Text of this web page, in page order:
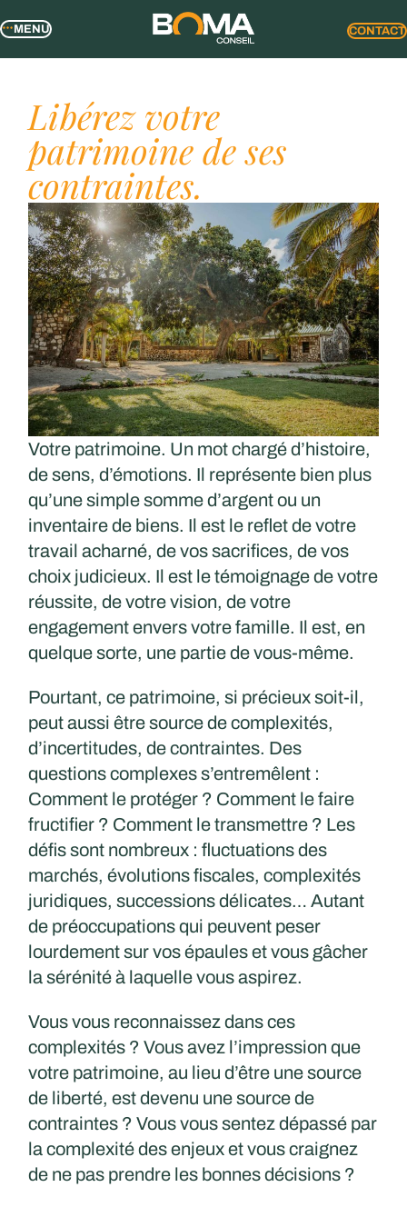
MENU CONTACT
Libérez votre
patrimoine de ses
contraintes.
Votre patrimoine. Un mot chargé d’histoire,
de sens, d’émotions. Il représente bien plus
qu’une simple somme d’argent ou un
inventaire de biens. Il est le reflet de votre
travail acharné, de vos sacrifices, de vos
choix judicieux. Il est le témoignage de votre
réussite, de votre vision, de votre
engagement envers votre famille. Il est, en
quelque sorte, une partie de vous-même.
Pourtant, ce patrimoine, si précieux soit-il,
peut aussi être source de complexités,
d’incertitudes, de contraintes. Des
questions complexes s’entremêlent :
Comment le protéger ? Comment le faire
fructifier ? Comment le transmettre ? Les
défis sont nombreux : fluctuations des
marchés, évolutions fiscales, complexités
juridiques, successions délicates… Autant
de préoccupations qui peuvent peser
lourdement sur vos épaules et vous gâcher
la sérénité à laquelle vous aspirez.
Vous vous reconnaissez dans ces
complexités ? Vous avez l’impression que
votre patrimoine, au lieu d’être une source
de liberté, est devenu une source de
contraintes ? Vous vous sentez dépassé par
la complexité des enjeux et vous craignez
de ne pas prendre les bonnes décisions ?